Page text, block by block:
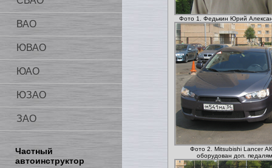
ВАО
ЮВАО
ЮАО
ЮЗАО
ЗАО
Частный
автоинструктор
Фото 1. Федькин Юрий
Фото 2. Mitsubishi Lancer
оборудован доп.